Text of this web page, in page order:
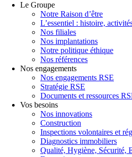
Le Groupe
Notre Raison d’être
L’essentiel : histoire,
Nos filiales
Nos implantations
Notre politique éthique
Nos références
Nos engagements
Nos engagements RSE
Stratégie RSE
Documents et ressources
Vos besoins
Nos innovations
Construction
Inspections volontaires et
Diagnostics immobiliers
Qualité, Hygiène, Sécurité,